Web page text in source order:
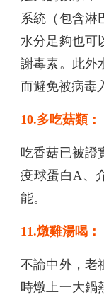
系統（包含淋
水分足夠也可
謝毒素。此外
而避免被病毒
10.多吃菇類：
吃香菇已被證
疫球蛋白A、
能。
11.燉雞湯喝：
不論中外，老
時燉上一大鍋